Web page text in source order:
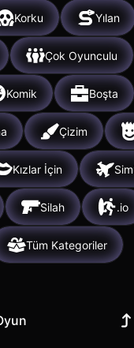
Korku Yılan
Çok Oyunculu
Komik Boşta
Çizim
Kızlar İçin
Silah .io
Tüm Kategoriler